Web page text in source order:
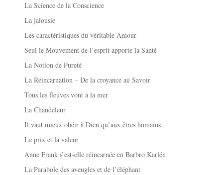
La Science de la Conscience
La jalousie
Les caractéristiques du véritable Amour
Seul le Mouvement de l’esprit apporte la Santé
La Notion de Pureté
La Réincarnation – De la croyance au Savoir
Tous les fleuves vont à la mer
La Chandeleur
Il vaut mieux obéir à Dieu qu’aux êtres humains
Le prix et la valeur
Anne Frank s’est-elle réincarnée en Barbro Karlén
La Parabole des aveugles et de l’éléphant